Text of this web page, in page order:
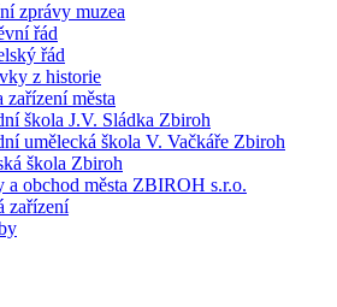
zprávy muzea
řád
řád
z historie
zařízení města
škola J.V. Sládka Zbiroh
umělecká škola V. Vačkáře Zbiroh
škola Zbiroh
a obchod města ZBIROH s.r.o.
zařízení